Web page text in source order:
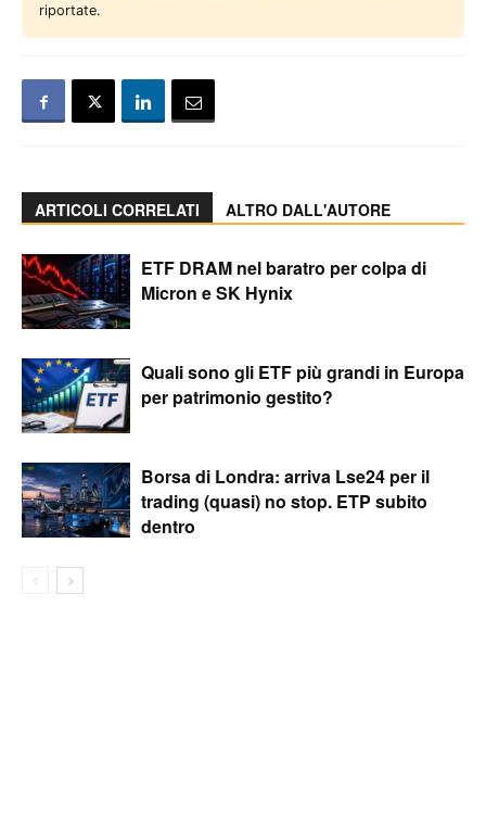
riportate.
ARTICOLI CORRELATI ALTRO DALL'AUTORE
ETF DRAM nel baratro per colpa di
Micron e SK Hynix
Quali sono gli ETF più grandi in Europa
per patrimonio gestito?
Borsa di Londra: arriva Lse24 per il
trading (quasi) no stop. ETP subito
dentro